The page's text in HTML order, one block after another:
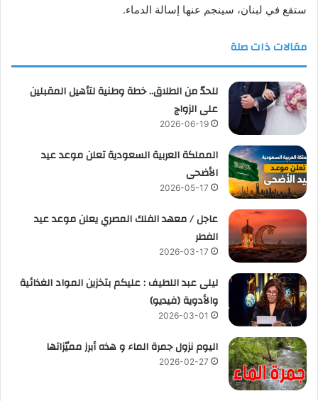
ستقع في لبنان، سينجم عنها إسالة الدماء.
مقالات ذات صلة
للحدّ من الطلاق.. خطة وطنية لتأهيل المقبلين
على الزواج
2026-06-19
المملكة العربية السعودية تعلن موعد عيد
الأضحى
2026-05-17
عاجل / معهد الفلك المصري يعلن موعد عيد
الفطر
2026-03-17
ليلى عبد اللطيف : عليكم بتخزين المواد الغذائية
والأدوية (فيديو)
2026-03-01
اليوم نزول جمرة الماء و هذه أبرز مميّزاتها
2026-02-27